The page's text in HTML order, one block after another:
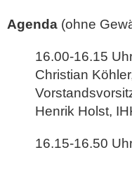
Agenda (ohne
16.00-16.15
Christian
Henrik Holst,
16.15-16.50